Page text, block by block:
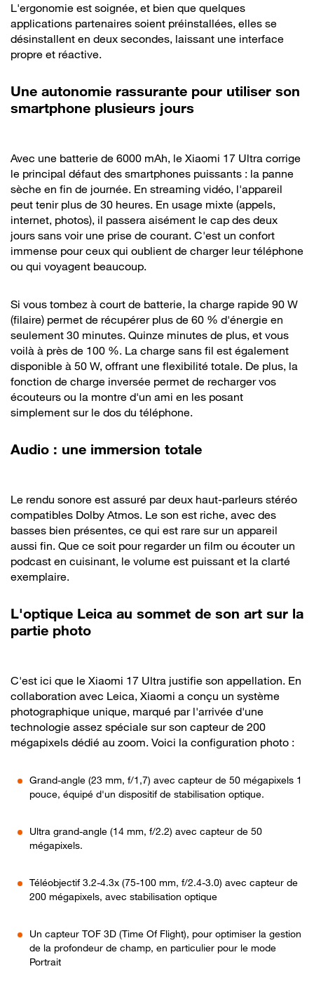
L'ergonomie est soignée, et bien que quelques
applications partenaires soient préinstallées, elles se
désinstallent en deux secondes, laissant une interface
propre et réactive.
Une autonomie rassurante pour utiliser son
smartphone plusieurs jours
Avec une batterie de 6000 mAh, le Xiaomi 17 Ultra corrige
le principal défaut des smartphones puissants : la panne
sèche en fin de journée. En streaming vidéo, l'appareil
peut tenir plus de 30 heures. En usage mixte (appels,
internet, photos), il passera aisément le cap des deux
jours sans voir une prise de courant. C'est un confort
immense pour ceux qui oublient de charger leur téléphone
ou qui voyagent beaucoup.
Si vous tombez à court de batterie, la charge rapide 90 W
(filaire) permet de récupérer plus de 60 % d'énergie en
seulement 30 minutes. Quinze minutes de plus, et vous
voilà à près de 100 %. La charge sans fil est également
disponible à 50 W, offrant une flexibilité totale. De plus, la
fonction de charge inversée permet de recharger vos
écouteurs ou la montre d'un ami en les posant
simplement sur le dos du téléphone.
Audio : une immersion totale
Le rendu sonore est assuré par deux haut-parleurs stéréo
compatibles Dolby Atmos. Le son est riche, avec des
basses bien présentes, ce qui est rare sur un appareil
aussi fin. Que ce soit pour regarder un film ou écouter un
podcast en cuisinant, le volume est puissant et la clarté
exemplaire.
L'optique Leica au sommet de son art sur la
partie photo
C'est ici que le Xiaomi 17 Ultra justifie son appellation. En
collaboration avec Leica, Xiaomi a conçu un système
photographique unique, marqué par l'arrivée d'une
technologie assez spéciale sur son capteur de 200
mégapixels dédié au zoom. Voici la configuration photo :
Grand-angle (23 mm, f/1,7) avec capteur de 50 mégapixels 1
pouce, équipé d'un dispositif de stabilisation optique.
Ultra grand-angle (14 mm, f/2.2) avec capteur de 50
mégapixels.
Téléobjectif 3.2-4.3x (75-100 mm, f/2.4-3.0) avec capteur de
200 mégapixels, avec stabilisation optique
Un capteur TOF 3D (Time Of Flight), pour optimiser la gestion
de la profondeur de champ, en particulier pour le mode
Portrait